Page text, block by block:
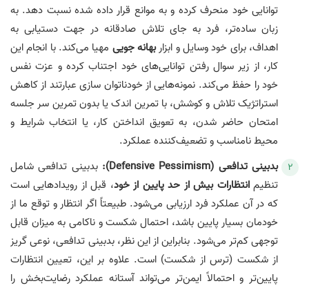
توانایی خود منحرف کرده و به موانع قرار داده شده نسبت دهد. به
زبان ساده‌تر، فرد به جای تلاش صادقانه در جهت دستیابی به
اهداف، برای خود وسایل و ابزاربهانه جویی مهیا می‌کند. با انجام این
کار، از زیر سوال رفتن توانایی‌های خود اجتناب کرده و عزت نفس
خود را حفظ می‌کند. نمونه‌هایی از خودناتوان سازی عبارتند از کاهش
استراتژیک تلاش و کوشش، با تمرین اندک یا بدون تمرین سر جلسه
امتحان حاضر شدن، به تعویق انداختن کار، یا انتخاب شرایط و
محیط نامناسب و تضعیف‌کننده عملکرد.
بدبینی تدافعی (Defensive Pessimism):
بدبینی تدافعی شامل
تنظیمانتظارات بیش از حد پایین از خود، قبل از رویدادهایی است
که در آن عملکرد فرد ارزیابی می‌شود. طبیعتاً اگر انتظار و توقع‌ ما از
خودمان بسیار پایین باشد، احتمال شکست و ناکامی به میزان قابل
توجهی کم‌تر می‌شود. بنابراین از این نظر، بدبینی تدافعی، نوعی گریز
از شکست (ترس از شکست) است. علاوه بر این، تعیین انتظارات
پایین‌تر و احتمالاً ایمن‌تر می‌تواند آستانه عملکرد رضایت‌بخش را